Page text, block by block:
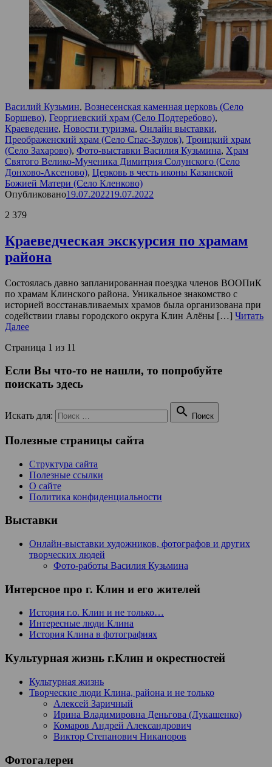
Василий Кузьмин, Вознесенская каменная церковь (Село
Борщево), Георгиевский храм (Село Подтеребово),
Краеведение, Новости туризма, Онлайн выставки,
Преображенский храм (Село Спас-Заулок), Троицкий храм
(Село Захарово), Фото-выставки Василия Кузьмина, Храм
Святого Велико-Мученика Димитрия Солунского (Село
Донхово-Аксеново), Церковь в честь иконы Казанской
Божией Матери (Село Кленково)
Опубликовано19.07.202219.07.2022
2 379
Краеведческая экскурсия по храмам
района
Состоялась давно запланированная поездка членов ВООПиК
по храмам Клинского района. Уникальное знакомство с
историей восстанавливаемых храмов была организована при
содействии главы городского округа Клин Алёны […] Читать
Далее
Страница 1 из 11
Если Вы что-то не нашли, то попробуйте
поискать здесь
Искать для:  Поиск
Полезные страницы сайта
Структура сайта
Полезные ссылки
О сайте
Политика конфиденциальности
Выставки
Онлайн-выставки художников, фотографов и других
творческих людей
Фото-работы Василия Кузьмина
Интерсное про г. Клин и его жителей
История г.о. Клин и не только…
Интересные люди Клина
История Клина в фотографиях
Культурная жизнь г.Клин и окрестностей
Культурная жизнь
Творческие люди Клина, района и не только
Алексей Заричный
Ирина Владимировна Деньгова (Лукашенко)
Комаров Андрей Александрович
Виктор Степанович Никаноров
Фотогалереи